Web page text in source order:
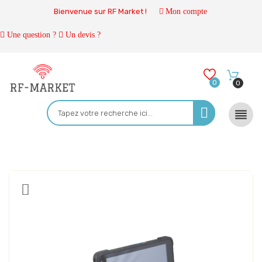
Bienvenue sur RF Market ! Mon compte
Une question ? Un devis ?
0 0
